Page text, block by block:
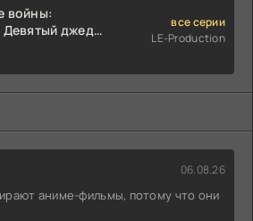
войны:
джедай
все серии
LE-Production
06.08.26
аниме-фильмы, потому что они